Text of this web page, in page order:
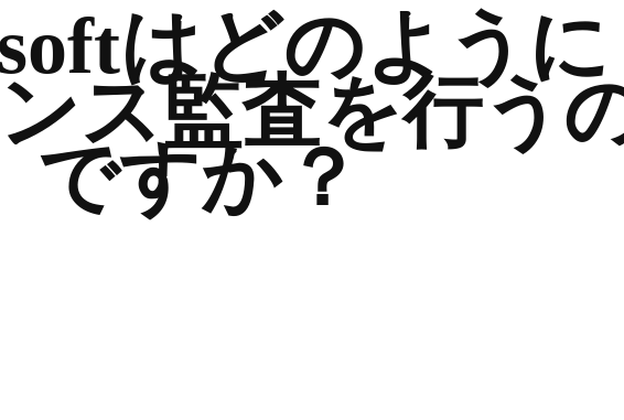
はどのように
ス監査を行う
ですか？